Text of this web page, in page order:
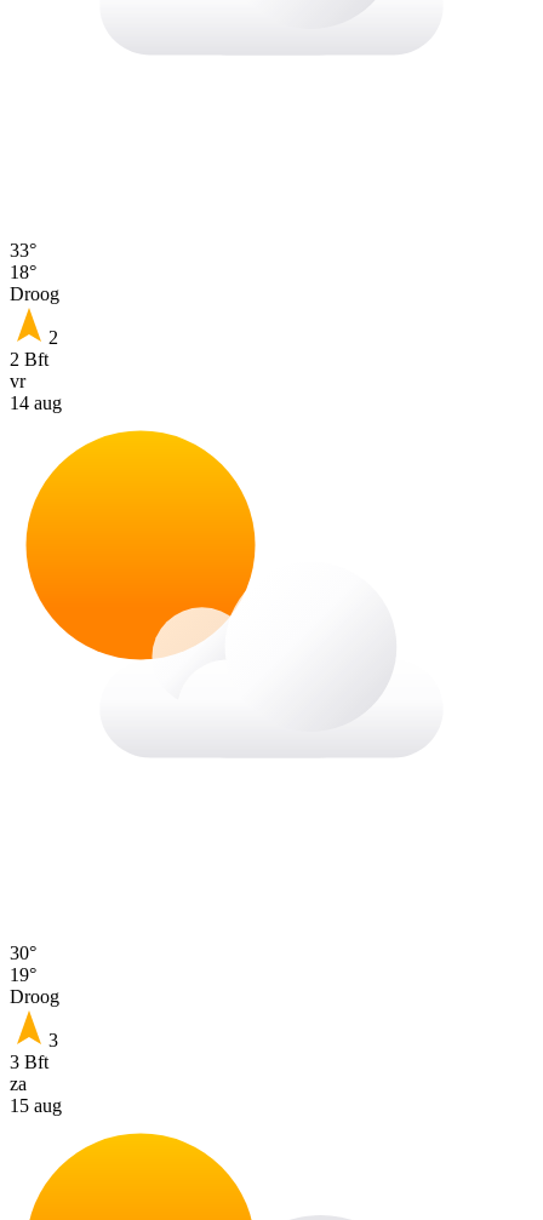
33°
18°
Droog
2
2 Bft
vr
14 aug
30°
19°
Droog
3
3 Bft
za
15 aug